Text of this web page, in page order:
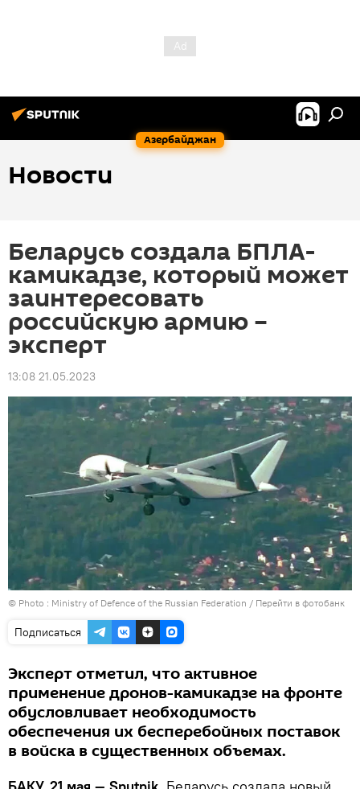
Азербайджан
Новости
Беларусь создала БПЛА-
камикадзе, который может
заинтересовать
российскую армию –
эксперт
13:08 21.05.2023
© Photo : Ministry of Defence of the Russian Federation / Перейти в фотобанк
Подписаться
Эксперт отметил, что активное
применение дронов-камикадзе на фронте
обусловливает необходимость
обеспечения их бесперебойных поставок
в войска в существенных объемах.